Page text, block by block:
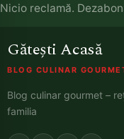
Nicio reclamă.
Gătești Acasă
BLOG CULINAR
Blog culinar gourmet –
familia